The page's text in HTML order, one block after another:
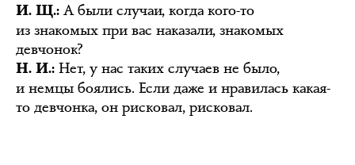
И. Щ.: А были случаи, когда кого-то
из знакомых при вас наказали, знакомых
девчонок?
Н. И.: Нет, у нас таких случаев не было,
и немцы боялись. Если даже и нравилась какая-
то девчонка, он рисковал, рисковал.